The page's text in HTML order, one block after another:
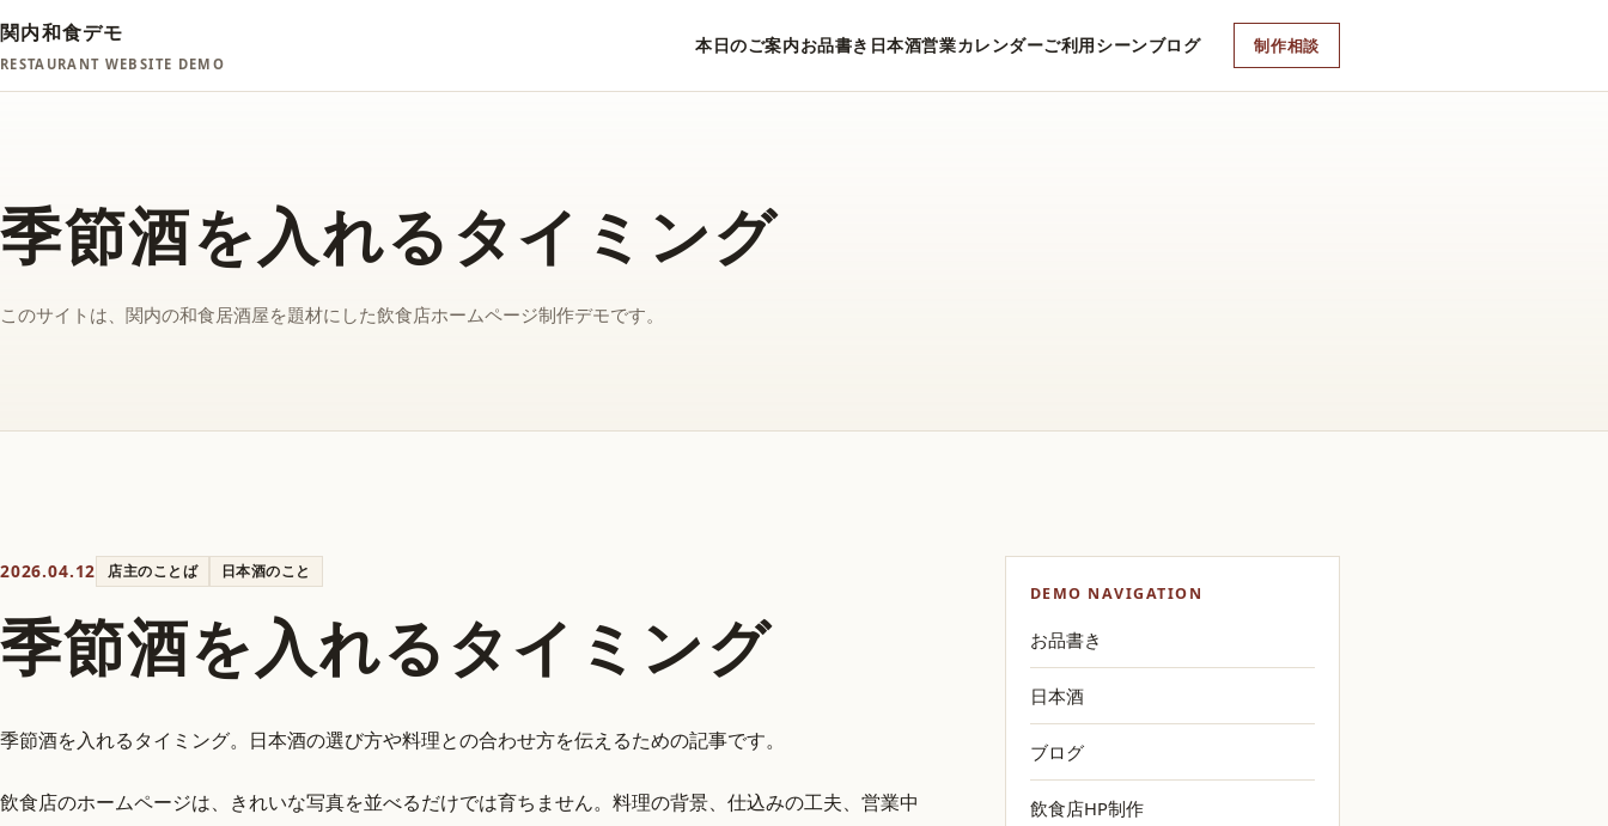
関内和食デモ
RESTAURANT WEBSITE DEMO
本日のご案内お品書き 日本酒営業カレンダーご利用シーンブログ 制作相談
季節酒を入れるタイミング
このサイトは、関内の和食居酒屋を題材にした飲食店ホームページ制作デモです。
2026.04.12 店主のことば 日本酒のこと
季節酒を入れるタイミング
季節酒を入れるタイミング。日本酒の選び方や料理との合わせ方を伝えるための記事です。
飲食店のホームページは、きれいな写真を並べるだけでは育ちません。料理の背景、仕込みの工夫、営業中
DEMO NAVIGATION
お品書き
日本酒
ブログ
飲食店HP制作